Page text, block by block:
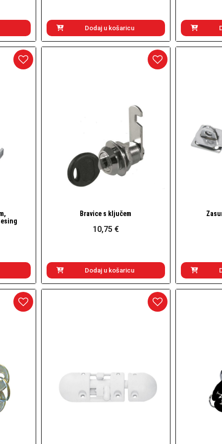
Dodaj u košaricu
Brzi pogled
Bravice s ključem
10,75 €
Dodaj u košaricu